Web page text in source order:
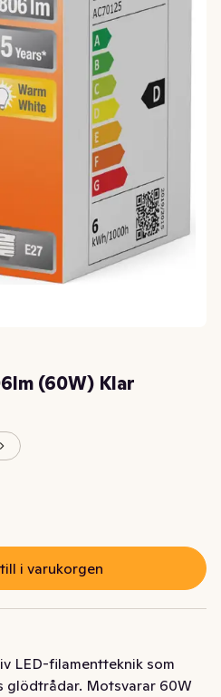
(60W) Klar
i varukorgen
LED-filamentteknik som
glödtrådar. Motsvarar 60W